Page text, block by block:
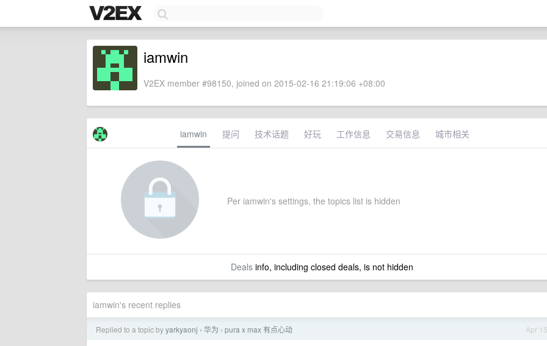
iamwin
V2EX member #98150, joined on 2015-02-16 21:19:06 +08:00
iamwin 提问 技术话题 好玩 工作信息 交易信息 城市相关
Per iamwin's settings, the topics list is hidden
Dealsinfo, including closed deals, is not hidden
iamwin's recent replies
Apr 15
Replied to a topic byyarkyaonj › 华为 › pura x max 有点心动